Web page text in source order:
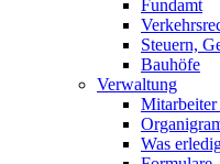
Fundamt
Steuern,
Bauhöfe
Verwaltung
Mitarbeiter
Was